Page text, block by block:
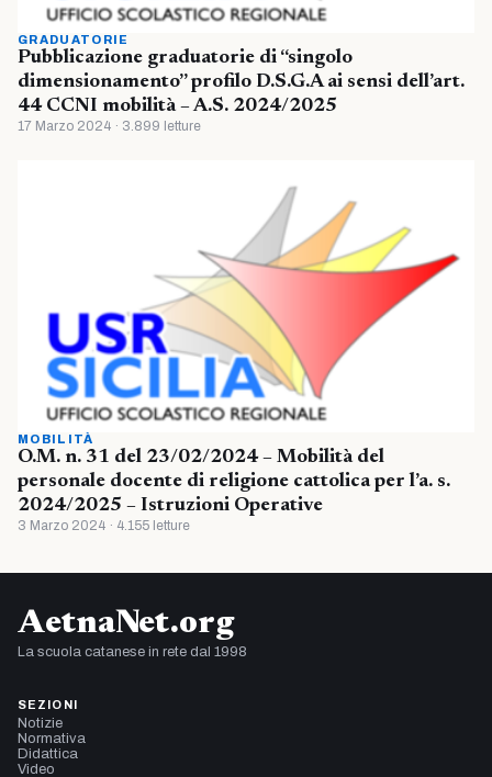
GRADUATORIE
Pubblicazione graduatorie di “singolo
dimensionamento” profilo D.S.G.A ai sensi dell’art.
44 CCNI mobilità – A.S. 2024/2025
17 Marzo 2024 · 3.899 letture
MOBILITÀ
O.M. n. 31 del 23/02/2024 – Mobilità del
personale docente di religione cattolica per l’a. s.
2024/2025 – Istruzioni Operative
3 Marzo 2024 · 4.155 letture
AetnaNet.org
La scuola catanese in rete dal 1998
SEZIONI
Notizie
Normativa
Didattica
Video